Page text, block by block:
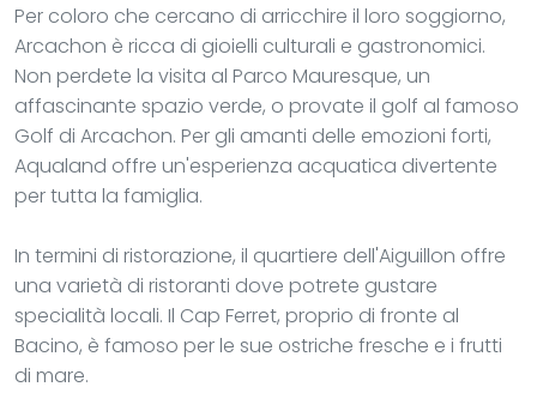
Per coloro che cercano di arricchire il loro soggiorno,
Arcachon è ricca di gioielli culturali e gastronomici.
Non perdete la visita al Parco Mauresque, un
affascinante spazio verde, o provate il golf al famoso
Golf di Arcachon. Per gli amanti delle emozioni forti,
Aqualand offre un'esperienza acquatica divertente
per tutta la famiglia.
In termini di ristorazione, il quartiere dell'Aiguillon offre
una varietà di ristoranti dove potrete gustare
specialità locali. Il Cap Ferret, proprio di fronte al
Bacino, è famoso per le sue ostriche fresche e i frutti
di mare.